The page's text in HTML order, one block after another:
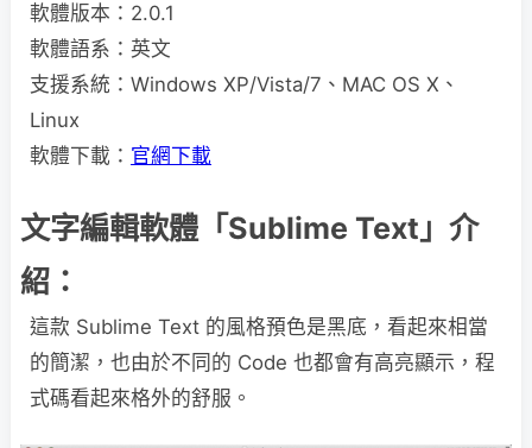
軟體版本：2.0.1
軟體語系：英文
支援系統：Windows XP/Vista/7、MAC OS X、
Linux
軟體下載： 官網下載
文字編輯軟體「Sublime Text」介
紹：
這款 Sublime Text 的風格預色是黑底，看起來相當
的簡潔，也由於不同的 Code 也都會有高亮顯示，程
式碼看起來格外的舒服。